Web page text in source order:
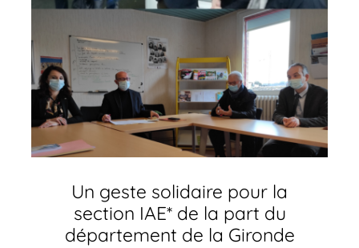
Un geste solidaire pour la
section IAE* de la part du
département de la Gironde